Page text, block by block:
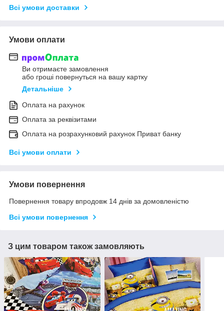
Всі умови доставки
Умови оплати
Ви отримаєте замовлення
або гроші повернуться на вашу картку
Детальніше
Оплата на рахунок
Оплата за реквізитами
Оплата на розрахунковий рахунок Приват банку
Всі умови оплати
Умови повернення
Повернення товару впродовж 14 днів за домовленістю
Всі умови повернення
З цим товаром також замовляють